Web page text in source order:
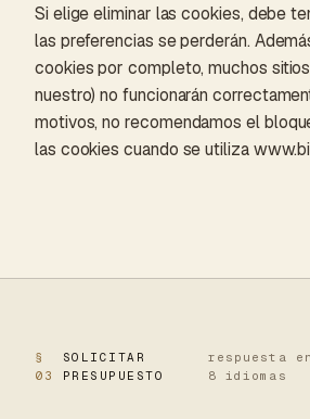
Si elige eliminar las cookies, debe
las preferencias se perderán.
cookies por completo, muchos
nuestro) no funcionarán
motivos, no recomendamos el
las cookies cuando se utiliza
§
03
SOLICITAR
PRESUPUESTO
respuesta
8 idiomas